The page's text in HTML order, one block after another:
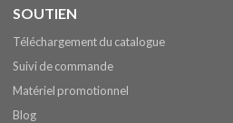
SOUTIEN
Téléchargement du catalogue
Suivi de commande
Matériel promotionnel
Blog